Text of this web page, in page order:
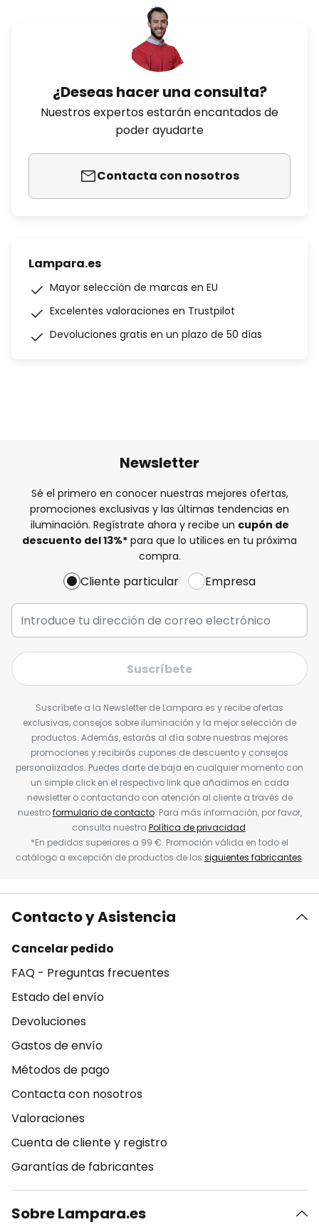
¿Deseas hacer una consulta?
Nuestros expertos estarán encantados de
poder ayudarte
Contacta con nosotros
Lampara.es
Mayor selección de marcas en EU
Excelentes valoraciones en Trustpilot
Devoluciones gratis en un plazo de 50 días
Newsletter
Sé el primero en conocer nuestras mejores ofertas,
promociones exclusivas y las últimas tendencias en
iluminación. Regístrate ahora y recibe un cupón de
descuento del13%* para que lo utilices en tu próxima
compra.
Cliente particular Empresa
Suscríbete
Suscríbete a la Newsletter de Lampara.es y recibe ofertas
exclusivas, consejos sobre iluminación y la mejor selección de
productos. Además, estarás al día sobre nuestras mejores
promociones y recibirás cupones de descuento y consejos
personalizados. Puedes darte de baja en cualquier momento con
un simple click en el respectivo link que añadimos en cada
newsletter o contactando con atención al cliente a través de
nuestroformulario de contacto. Para más información, por favor,
consulta nuestra Política de privacidad.
*En pedidos superiores a 99 €. Promoción válida en todo el
catálogo a excepción de productos de los siguientes fabricantes.
Contacto y Asistencia
Cancelar pedido
FAQ - Preguntas frecuentes
Estado del envío
Devoluciones
Gastos de envío
Métodos de pago
Contacta con nosotros
Valoraciones
Cuenta de cliente y registro
Garantías de fabricantes
Sobre Lampara.es